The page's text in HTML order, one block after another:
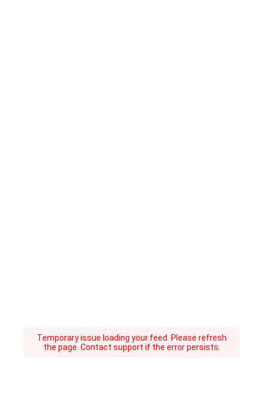
Temporary issue loading your feed. Please refresh
the page. Contact support if the error persists.